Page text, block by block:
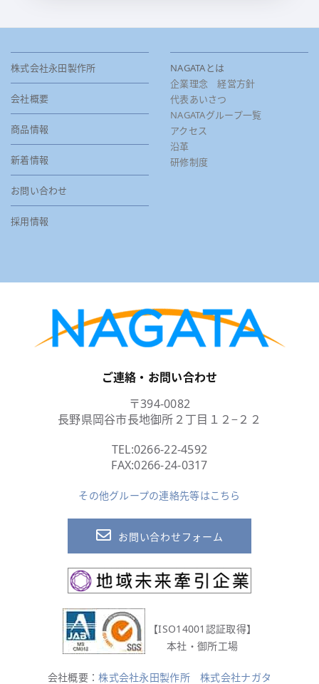
株式会社永田製作所
会社概要
商品情報
新着情報
お問い合わせ
採用情報
NAGATAとは
企業理念 経営方針
代表あいさつ
NAGATAグループ一覧
アクセス
沿革
研修制度
ご連絡・お問い合わせ
〒394-0082
長野県岡谷市長地御所２丁目１２−２２
TEL:0266-22-4592
FAX:0266-24-0317
その他グループの連絡先等はこちら
お問い合わせフォーム
【ISO14001認証取得】
本社・御所工場
会社概要：株式会社永田製作所 株式会社ナガタ